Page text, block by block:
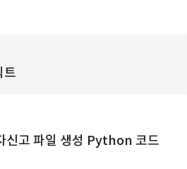
트
신고 파일 생성 Python 코드